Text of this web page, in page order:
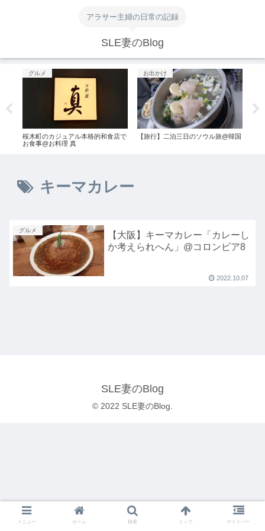
アラサー主婦の日常の記録
SLE妻のBlog
グルメ
桜木町のカジュアル本格的和食店で
お食事@お料理 真
お出かけ
【旅行】二泊三日のソウル旅@韓国
キーマカレー
グルメ
【大阪】キーマカレー「カレーし
か考えられへん」@コロンビア8
2022.10.07
SLE妻のBlog
© 2022 SLE妻のBlog.
メニュー ホーム 検索 トップ サイドバー